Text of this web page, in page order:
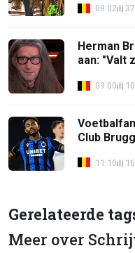
09:02
Herman
aan: "Valt
09:00
Club
11:10
Gerelateerde
Meer over